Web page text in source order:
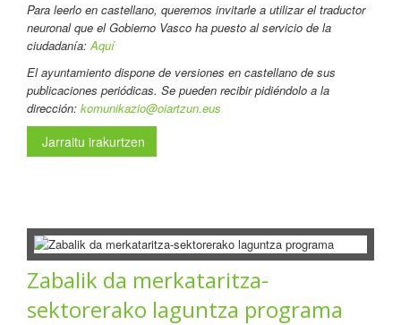
Para leerlo en castellano, queremos invitarle a utilizar el traductor
neuronal que el Gobierno Vasco ha puesto al servicio de la
ciudadanía:Aquí
El ayuntamiento dispone de versiones en castellano de sus
publicaciones periódicas. Se pueden recibir pidiéndolo a la
dirección: komunikazio@oiartzun.eus
Jarraitu irakurtzen
Zabalik da merkataritza-
sektorerako laguntza programa